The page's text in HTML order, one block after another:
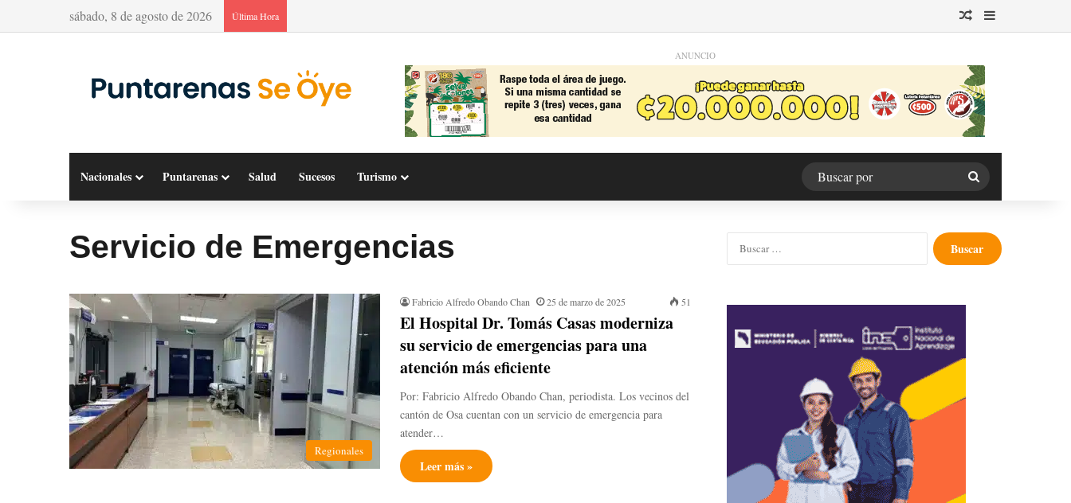
sábado, 8 de agosto de 2026 Última Hora Publicación al azar
Barra lateral
ANUNCIO
Nacionales Puntarenas Salud Sucesos Turismo
Buscar
por
Servicio de Emergencias
Regionales
Fabricio Alfredo Obando Chan 25 de marzo de 2025 51
El Hospital Dr. Tomás Casas moderniza
su servicio de emergencias para una
atención más eficiente
Por: Fabricio Alfredo Obando Chan, periodista. Los vecinos del
cantón de Osa cuentan con un servicio de emergencia para
atender…
Leer más »
Buscar: